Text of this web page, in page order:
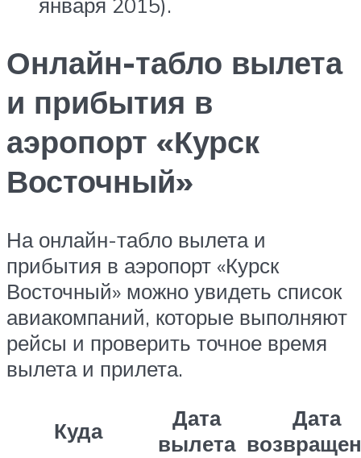
Онлайн-табло вылета
и прибытия в
аэропорт «Курск
Восточный»
На онлайн-табло вылета и
прибытия в аэропорт «Курск
Восточный» можно увидеть список
авиакомпаний, которые выполняют
рейсы и проверить точное время
вылета и прилета.
Куда
Дата
вылета
Дата